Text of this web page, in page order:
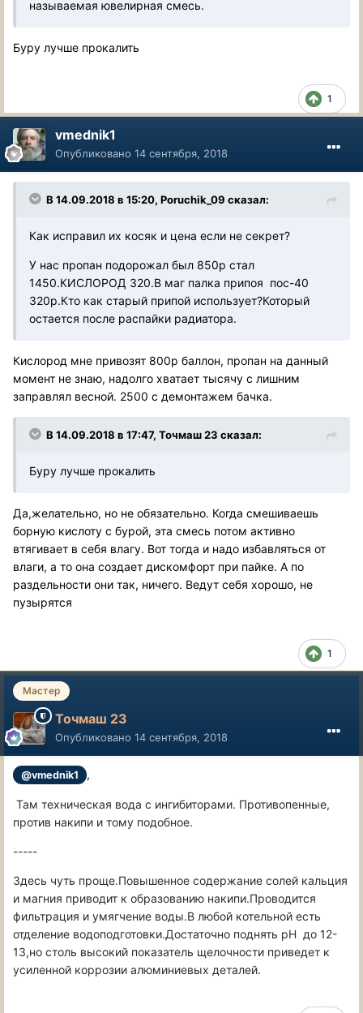
называемая ювелирная смесь.
Буру лучше прокалить
1
vmednik1
Опубликовано 14 сентября, 2018
В 14.09.2018 в 15:20, Poruchik_09 сказал:
Как исправил их косяк и цена если не секрет?
У нас пропан подорожал был 850р стал
1450.КИСЛОРОД 320.В маг палка припоя пос-40
320р.Кто как старый припой использует?Который
остается после распайки радиатора.
Кислород мне привозят 800р баллон, пропан на данный
момент не знаю, надолго хватает тысячу с лишним
заправлял весной. 2500 с демонтажем бачка.
В 14.09.2018 в 17:47, Точмаш 23 сказал:
Буру лучше прокалить
Да,желательно, но не обязательно. Когда смешиваешь
борную кислоту с бурой, эта смесь потом активно
втягивает в себя влагу. Вот тогда и надо избавляться от
влаги, а то она создает дискомфорт при пайке. А по
раздельности они так, ничего. Ведут себя хорошо, не
пузырятся
1
Мастер
Точмаш 23
Опубликовано 14 сентября, 2018
@vmednik1 ,
Там техническая вода с ингибиторами. Противопенные,
против накипи и тому подобное.
-----
Здесь чуть проще.Повышенное содержание солей кальция
и магния приводит к образованию накипи.Проводится
фильтрация и умягчение воды.В любой котельной есть
отделение водоподготовки.Достаточно поднять pH до 12-
13,но столь высокий показатель щелочности приведет к
усиленной коррозии алюминиевых деталей.